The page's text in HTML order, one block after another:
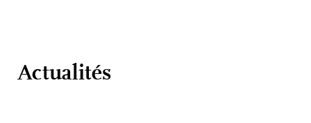
Actualités